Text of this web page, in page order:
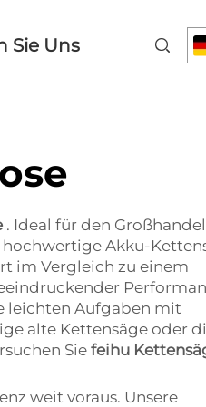
Sie Uns
. Ideal für den
Akku-
im Vergleich zu einem
leichten Aufgaben mit
alte Kettensäge oder
Sie feihu
weit voraus. Unsere